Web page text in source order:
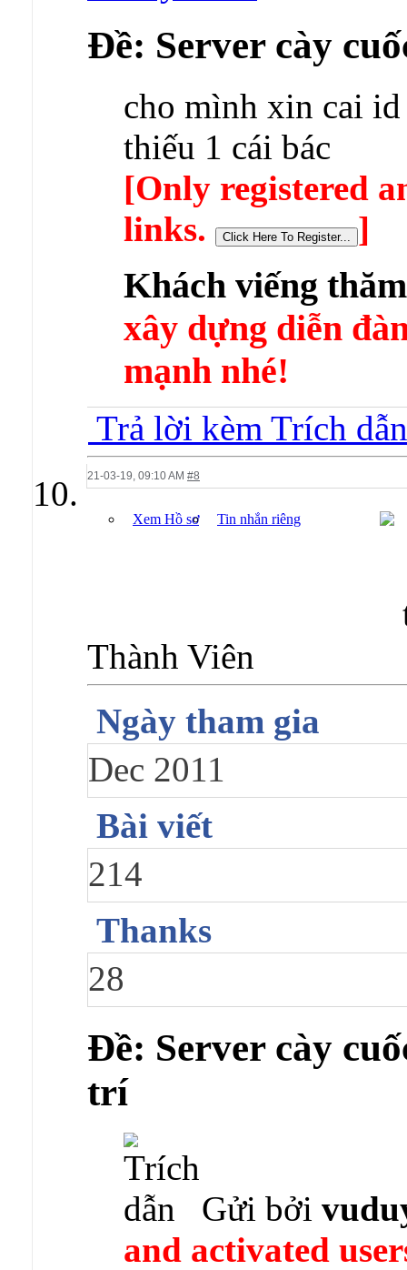
Ðề: Server cày
cho mình xin cai id
thiếu 1 cái bác
[Only registered
links.
]
Khách viếng
xây dựng diễn
mạnh nhé!
Trả lời kèm Trích dẫn
21-03-19, 09:10 AM #8
Xem Hồ sơ Tin nhắn riêng
Thành Viên
Ngày tham gia
Dec 2011
Bài viết
214
Thanks
28
Ðề: Server cày
trí
Gửi bởi
and activated